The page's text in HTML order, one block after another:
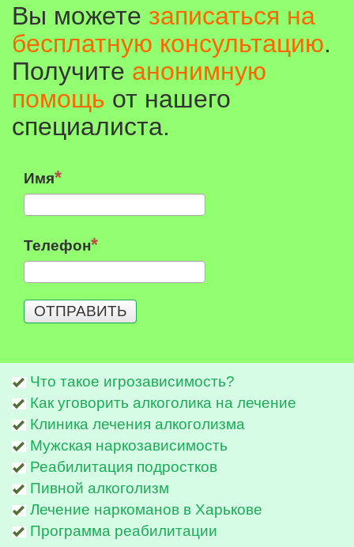
Вы можете записаться на
бесплатную консультацию.
Получите анонимную
помощь от нашего
специалиста.
Имя
Телефон
ОТПРАВИТЬ
Что такое игрозависимость?
Как уговорить алкоголика на лечение
Клиника лечения алкоголизма
Мужская наркозависимость
Реабилитация подростков
Пивной алкоголизм
Лечение наркоманов в Харькове
Программа реабилитации